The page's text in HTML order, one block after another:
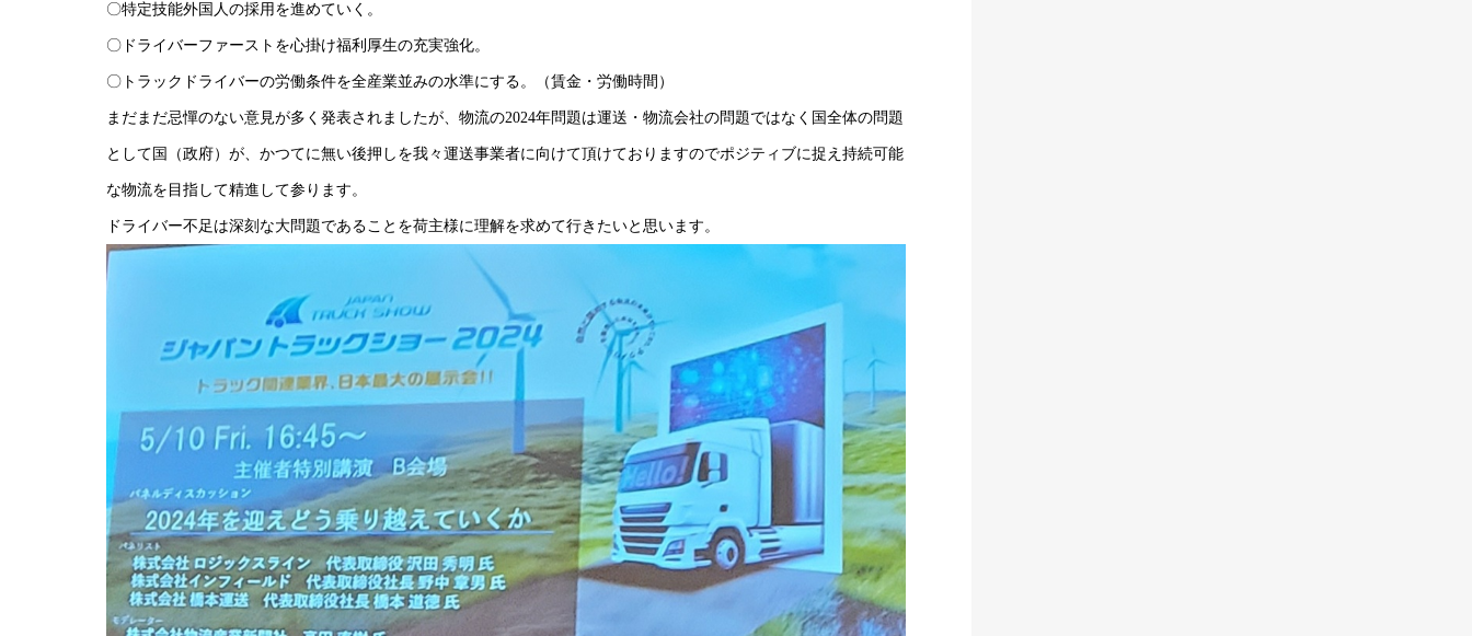
〇特定技能外国人の採用を進めていく。
〇ドライバーファーストを心掛け福利厚生の充実強化。
〇トラックドライバーの労働条件を全産業並みの水準にする。（賃金・労働時間）
まだまだ忌憚のない意見が多く発表されましたが、物流の2024年問題は運送・物流会社の問題ではなく国全体の問題
として国（政府）が、かつてに無い後押しを我々運送事業者に向けて頂けておりますのでポジティブに捉え持続可能
な物流を目指して精進して参ります。
ドライバー不足は深刻な大問題であることを荷主様に理解を求めて行きたいと思います。